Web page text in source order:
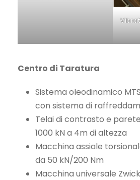
Centro di Taratura
Sistema oleodinamico
con sistema di
Telai di contrasto e
1000 kN a 4m di altezza
Macchina assiale
da 50 kN/200 Nm
Macchina universale